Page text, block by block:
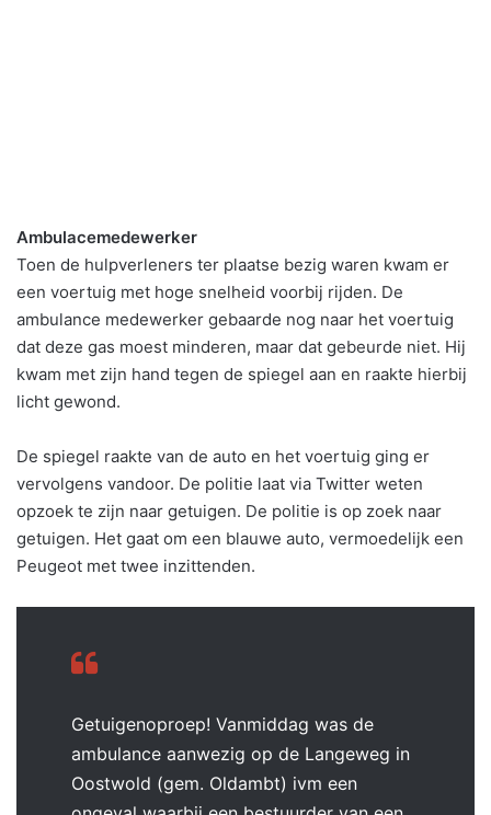
Ambulacemedewerker
Toen de hulpverleners ter plaatse bezig waren kwam er
een voertuig met hoge snelheid voorbij rijden. De
ambulance medewerker gebaarde nog naar het voertuig
dat deze gas moest minderen, maar dat gebeurde niet. Hij
kwam met zijn hand tegen de spiegel aan en raakte hierbij
licht gewond.
De spiegel raakte van de auto en het voertuig ging er
vervolgens vandoor. De politie laat via Twitter weten
opzoek te zijn naar getuigen. De politie is op zoek naar
getuigen. Het gaat om een blauwe auto, vermoedelijk een
Peugeot met twee inzittenden.
Getuigenoproep! Vanmiddag was de
ambulance aanwezig op de Langeweg in
Oostwold (gem. Oldambt) ivm een